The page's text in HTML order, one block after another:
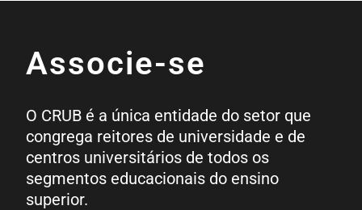
Associe-se
O CRUB é a única entidade do setor que
congrega reitores de universidade e de
centros universitários de todos os
segmentos educacionais do ensino
superior.